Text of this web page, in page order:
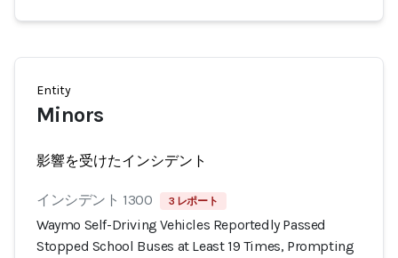
Entity
Minors
影響を受けたインシデント
インシデント 1300 3 レポート
Waymo Self-Driving Vehicles Reportedly Passed
Stopped School Buses at Least 19 Times, Prompting